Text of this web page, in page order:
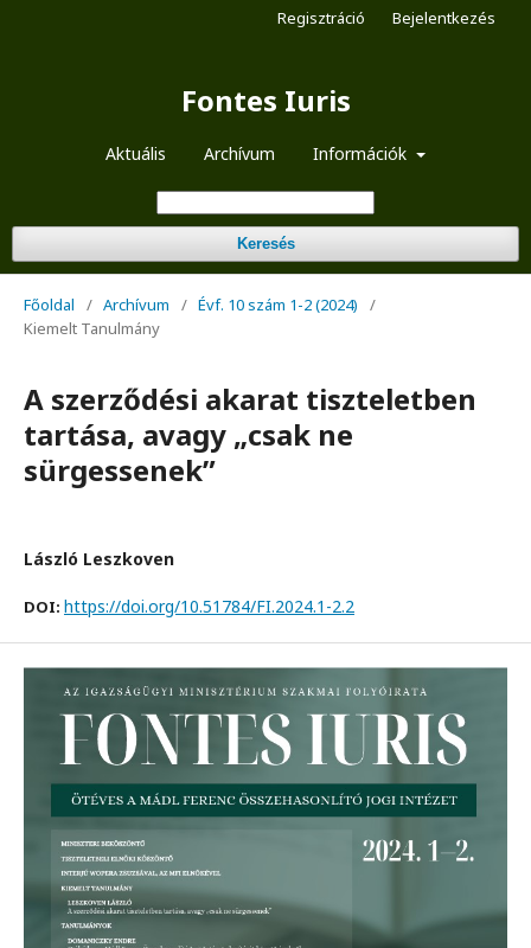
Fontes Iuris
Aktuális Archívum Információk
Keresés
Regisztráció Bejelentkezés
Főoldal / Archívum / Évf. 10 szám 1-2 (2024)
/
Kiemelt Tanulmány
A szerződési akarat tiszteletben
tartása, avagy „csak ne
sürgessenek”
László Leszkoven
DOI: https://doi.org/10.51784/FI.2024.1-2.2